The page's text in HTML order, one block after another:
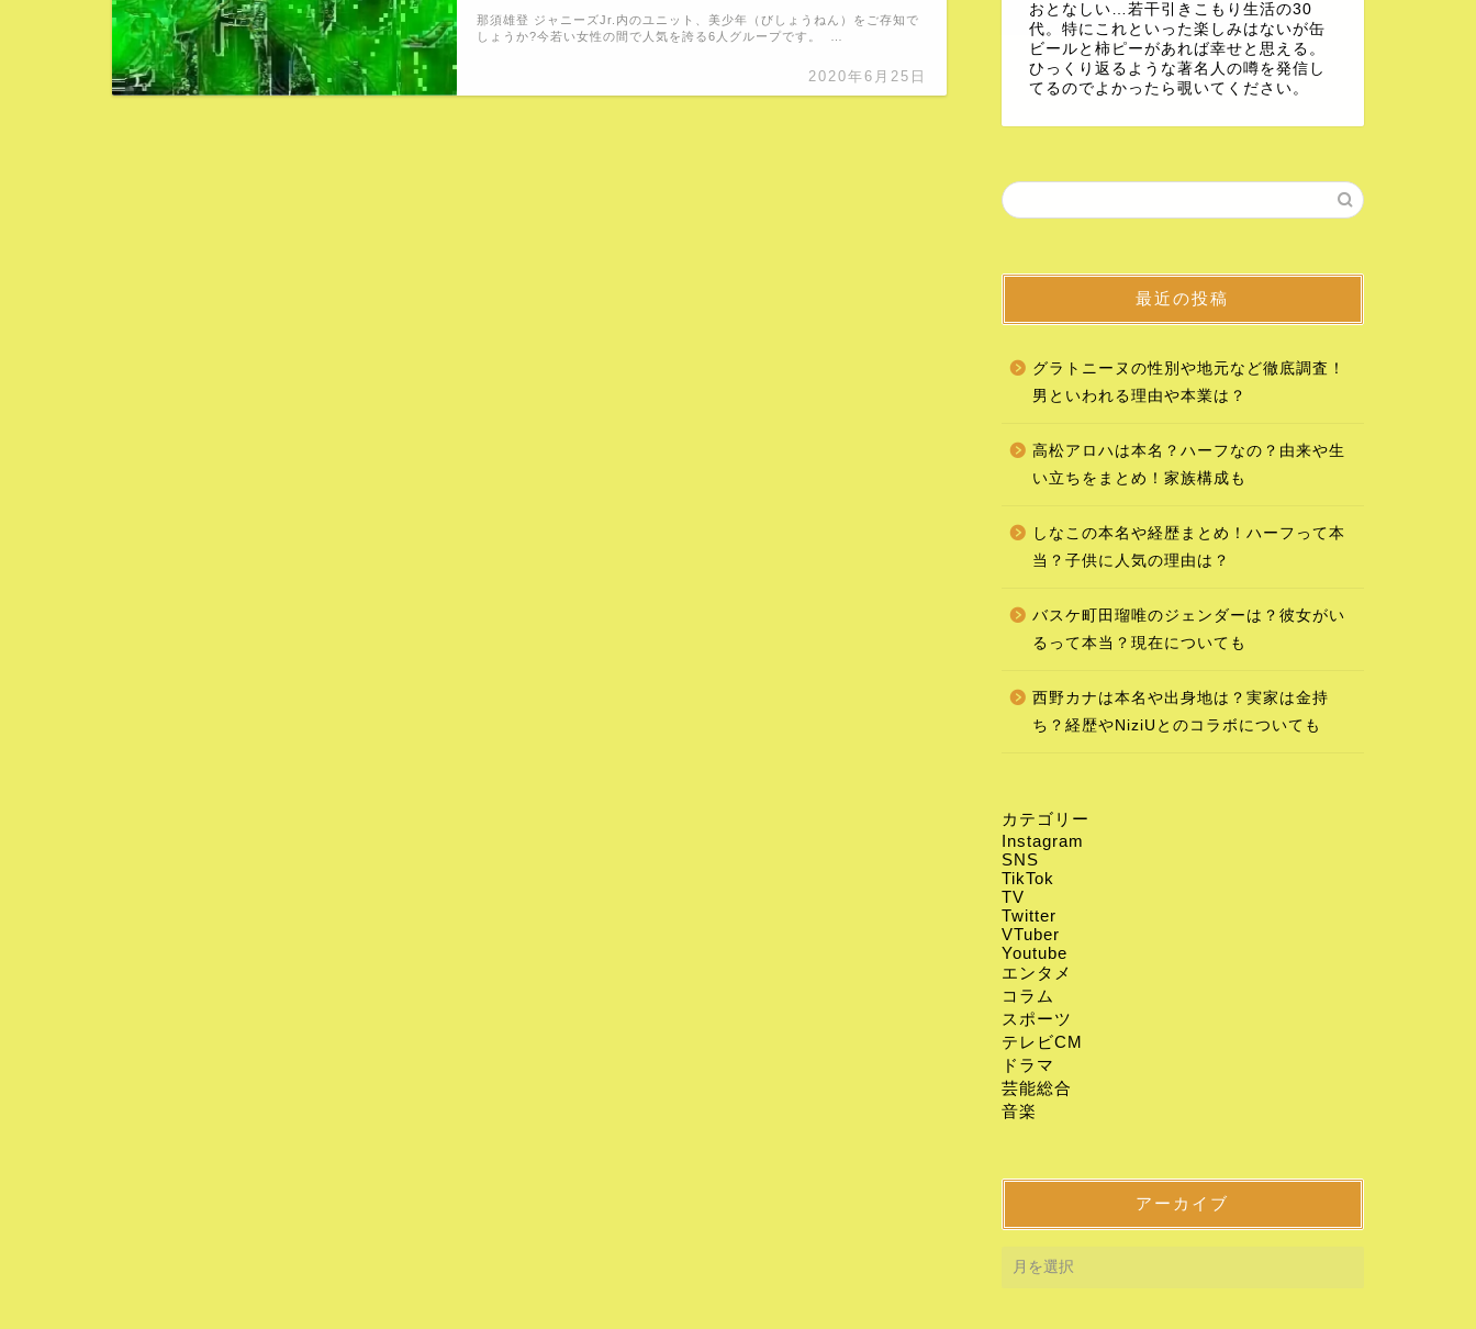
2020年6月25日
那須雄登 ジャニーズJr.内のユニット、美少年（びしょうねん）をご存知で
しょうか?今若い女性の間で人気を誇る6人グループです。 …
おとなしい…若干引きこもり生活の30
代。特にこれといった楽しみはないが缶
ビールと柿ピーがあれば幸せと思える。
ひっくり返るような著名人の噂を発信し
てるのでよかったら覗いてください。
最近の投稿
グラトニーヌの性別や地元など徹底調査！
男といわれる理由や本業は？
高松アロハは本名？ハーフなの？由来や生
い立ちをまとめ！家族構成も
しなこの本名や経歴まとめ！ハーフって本
当？子供に人気の理由は？
バスケ町田瑠唯のジェンダーは？彼女がい
るって本当？現在についても
西野カナは本名や出身地は？実家は金持
ち？経歴やNiziUとのコラボについても
カテゴリー
Instagram
SNS
TikTok
TV
Twitter
VTuber
Youtube
エンタメ
コラム
スポーツ
テレビCM
ドラマ
芸能総合
音楽
アーカイブ